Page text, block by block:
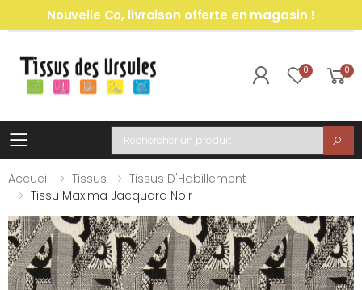
Nouvelle Co, livraison offerte en magasin !
0 0
Toggle mobile menu
Recherche
Accueil
Tissus
Tissus D'Habillement
Tissu Maxima Jacquard Noir